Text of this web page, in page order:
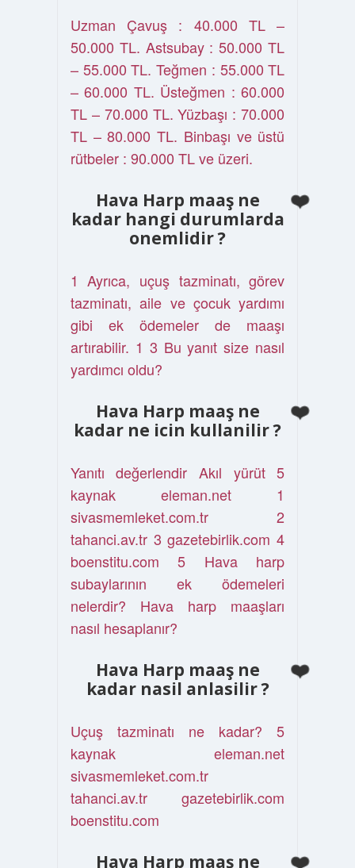
Uzman Çavuş : 40.000 TL –
50.000 TL. Astsubay : 50.000 TL
– 55.000 TL. Teğmen : 55.000 TL
– 60.000 TL. Üsteğmen : 60.000
TL – 70.000 TL. Yüzbaşı : 70.000
TL – 80.000 TL. Binbaşı ve üstü
rütbeler : 90.000 TL ve üzeri.
Hava Harp maaş ne
kadar hangi durumlarda
onemlidir ?
1 Ayrıca, uçuş tazminatı, görev
tazminatı, aile ve çocuk yardımı
gibi ek ödemeler de maaşı
artırabilir. 1 3 Bu yanıt size nasıl
yardımcı oldu?
Hava Harp maaş ne
kadar ne icin kullanilir ?
Yanıtı değerlendir Akıl yürüt 5
kaynak eleman.net 1
sivasmemleket.com.tr 2
tahanci.av.tr 3 gazetebirlik.com 4
boenstitu.com 5 Hava harp
subaylarının ek ödemeleri
nelerdir? Hava harp maaşları
nasıl hesaplanır?
Hava Harp maaş ne
kadar nasil anlasilir ?
Uçuş tazminatı ne kadar? 5
kaynak eleman.net
sivasmemleket.com.tr
tahanci.av.tr gazetebirlik.com
boenstitu.com
Hava Harp maaş ne